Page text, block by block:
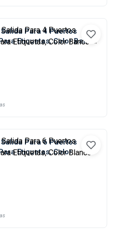
Para 4 Puertos
Etiquetas, Color Banco
Para 6 Puertos
Etiquetas, Color